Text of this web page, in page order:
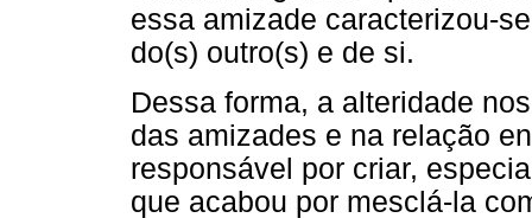
essa amizade caracterizou-
do(s) outro(s) e de si.
Dessa forma, a alteridade
das amizades e na relação
responsável por criar,
que acabou por mesclá-la